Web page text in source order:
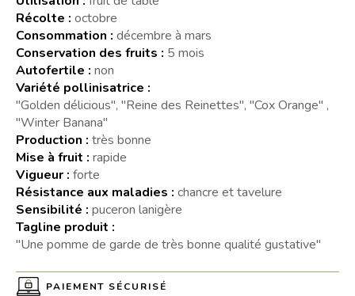
Récolte : octobre
Consommation : décembre à mars
Conservation des fruits : 5 mois
Autofertile : non
Variété pollinisatrice :
"Golden délicious", "Reine des Reinettes", "Cox Orange" ,
"Winter Banana"
Production : très bonne
Mise à fruit : rapide
Vigueur : forte
Résistance aux maladies : chancre et tavelure
Sensibilité : puceron lanigère
Tagline produit :
"Une pomme de garde de très bonne qualité gustative"
PAIEMENT SÉCURISÉ